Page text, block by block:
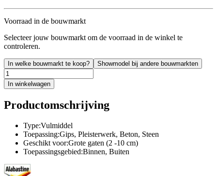
Voorraad in de bouwmarkt
Selecteer jouw bouwmarkt om de voorraad in de winkel te
controleren.
In welke bouwmarkt te koop? Showmodel bij andere bouwmarkten
In winkelwagen
Productomschrijving
Type:Vulmiddel
Toepassing:Gips, Pleisterwerk, Beton, Steen
Geschikt voor:Grote gaten (2 -10 cm)
Toepassingsgebied:Binnen, Buiten